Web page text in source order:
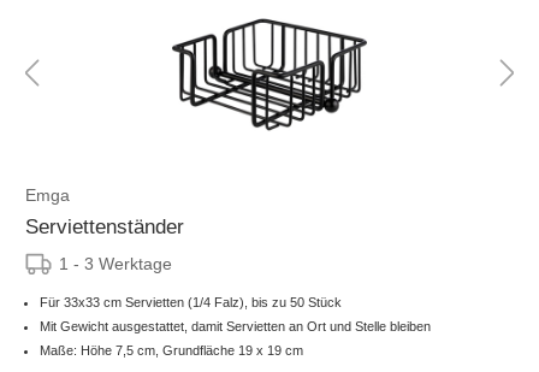
Emga
Serviettenständer
1 - 3 Werktage
Für 33x33 cm Servietten (1/4 Falz), bis zu 50 Stück
Mit Gewicht ausgestattet, damit Servietten an Ort und Stelle bleiben
Maße: Höhe 7,5 cm, Grundfläche 19 x 19 cm